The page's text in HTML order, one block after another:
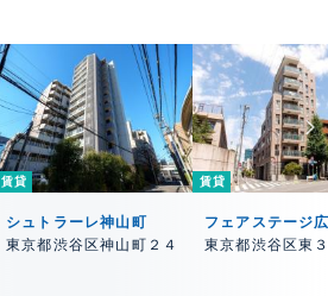
賃貸
シュトラーレ神山町
東京都渋谷区神山町２４
賃貸
フェアステージ
東京都渋谷区東